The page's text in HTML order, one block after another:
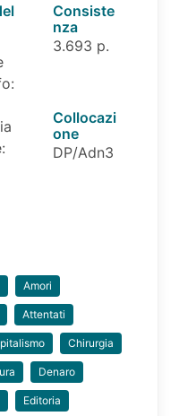
Consiste
nza
3.693 p.
Collocazi
one
DP/Adn3
Amori
Attentati
Chirurgia
Denaro
Editoria